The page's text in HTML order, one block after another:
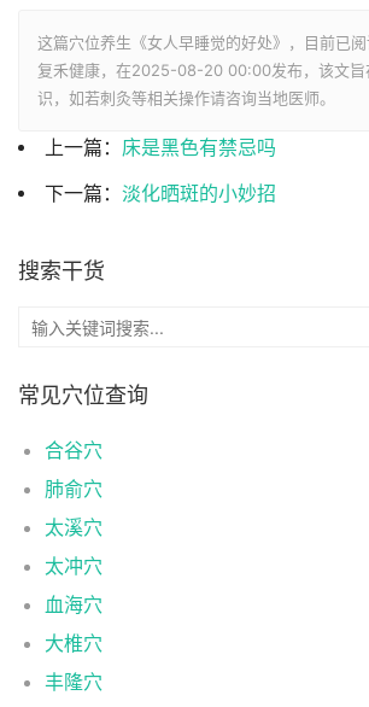
这篇穴位养生《女人早睡觉的好处》，目前已阅
复禾健康，在2025-08-20 00:00发布，该文旨
识，如若刺灸等相关操作请咨询当地医师。
上一篇： 床是黑色有禁忌吗
下一篇： 淡化晒斑的小妙招
搜索干货
常见穴位查询
合谷穴
肺俞穴
太溪穴
太冲穴
血海穴
大椎穴
丰隆穴